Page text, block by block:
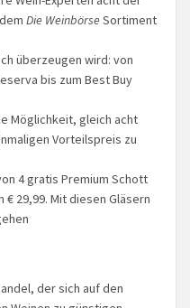
Die WeinbörseSortiment
überzeugen wird: von
bis zum Best Buy
Möglichkeit, gleich acht
Vorteilspreis zu
4 gratis Premium Schott
29,99. Mit diesen Gläsern
der sich auf den